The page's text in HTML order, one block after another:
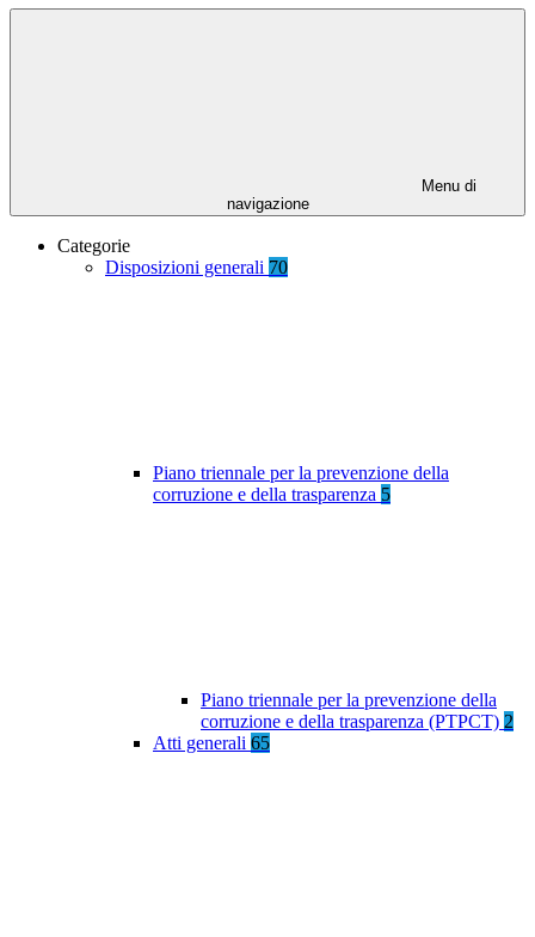
Menu di
navigazione
Categorie
Disposizioni generali 70
Piano triennale per la prevenzione della
corruzione e della trasparenza 5
Piano triennale per la prevenzione della
corruzione e della trasparenza (PTPCT) 2
Atti generali 65